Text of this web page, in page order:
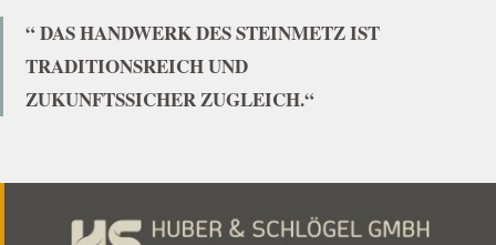
“ DAS HANDWERK DES STEINMETZ IST
TRADITIONSREICH UND
ZUKUNFTSSICHER ZUGLEICH.“